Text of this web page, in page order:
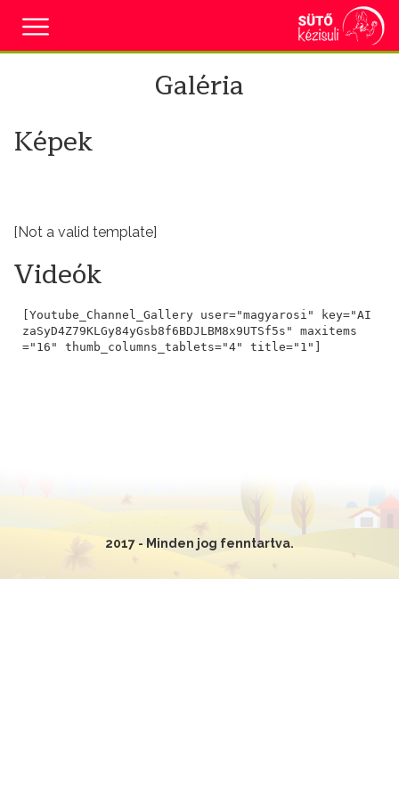
Galéria
Képek
[Not a valid template]
Videók
[Youtube_Channel_Gallery user="magyarosi" key="AI
zaSyD4Z79KLGy84yGsb8f6BDJLBM8x9UTSf5s" maxitems
="16" thumb_columns_tablets="4" title="1"]
2017 - Minden jog fenntartva.